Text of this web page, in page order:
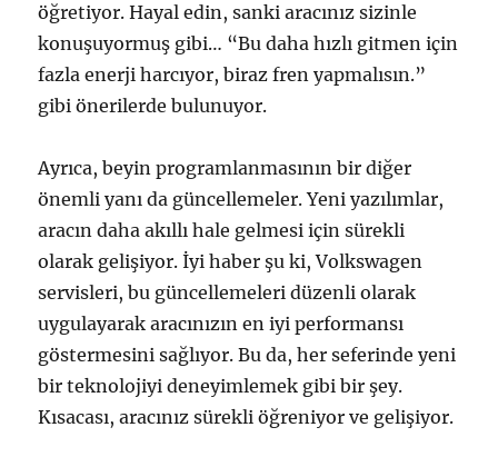
öğretiyor. Hayal edin, sanki aracınız sizinle
konuşuyormuş gibi… “Bu daha hızlı gitmen için
fazla enerji harcıyor, biraz fren yapmalısın.”
gibi önerilerde bulunuyor.
Ayrıca, beyin programlanmasının bir diğer
önemli yanı da güncellemeler. Yeni yazılımlar,
aracın daha akıllı hale gelmesi için sürekli
olarak gelişiyor. İyi haber şu ki, Volkswagen
servisleri, bu güncellemeleri düzenli olarak
uygulayarak aracınızın en iyi performansı
göstermesini sağlıyor. Bu da, her seferinde yeni
bir teknolojiyi deneyimlemek gibi bir şey.
Kısacası, aracınız sürekli öğreniyor ve gelişiyor.